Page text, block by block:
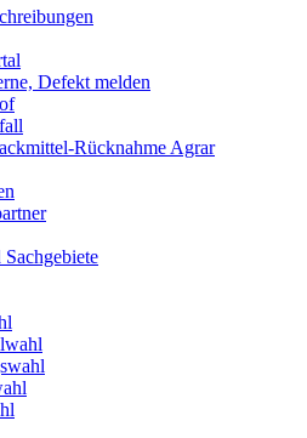
Defekt melden
Rücknahme Agrar